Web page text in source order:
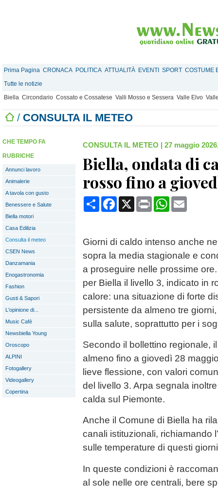
Prima Pagina CRONACA POLITICA ATTUALITÀ EVENTI SPORT COSTUME
Tutte le notizie
Biella Circondario Cossato e Cossatese Valli Mosso e Sessera Valle Elvo
/ CONSULTA IL METEO
CHE TEMPO FA
RUBRICHE
Annunci lavoro
Animalerie
A tavola con gusto
Benessere e Salute
Biella motori
Casa Edilizia
Consulta il meteo
CSEN News
Danzamania
Enogastronomia
Fashion
Gusti & Sapori
L'opinione di...
Music Cafè
Newsbiella Young
Oroscopo
ALPINI
Fotogallery
Videogallery
Copertina
CONSULTA IL METEO | 27 maggio
Biella, ondata di
rosso fino a
CondividiFacebook
X Print WhatsApp
Giorni di caldo intenso anche
sopra la media stagionale e
a proseguire nelle prossime
per Biella il livello 3, indicato in
calore: una situazione di forte
persistente da almeno tre
sulla salute, soprattutto per i
Secondo il bollettino regionale,
almeno fino a giovedì 28
lieve flessione, con valori
del livello 3. Arpa segnala
calda sul Piemonte.
Anche il Comune di Biella ha
canali istituzionali, richiamando
sulle temperature di questi
In queste condizioni è
al sole nelle ore centrali, bere